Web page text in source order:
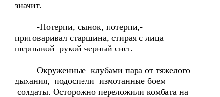
значит.
-Потерпи, сынок, потерпи,-
приговаривал старшина, стирая с лица
шершавой рукой черный снег.
Окруженные клубами пара от тяжелого
дыхания, подоспели измотанные боем
солдаты. Осторожно переложили комбата на